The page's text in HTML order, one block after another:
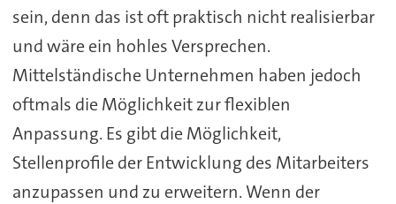
sein, denn das ist oft praktisch nicht realisierbar
und wäre ein hohles Versprechen.
Mittelständische Unternehmen haben jedoch
oftmals die Möglichkeit zur flexiblen
Anpassung. Es gibt die Möglichkeit,
Stellenprofile der Entwicklung des Mitarbeiters
anzupassen und zu erweitern. Wenn der